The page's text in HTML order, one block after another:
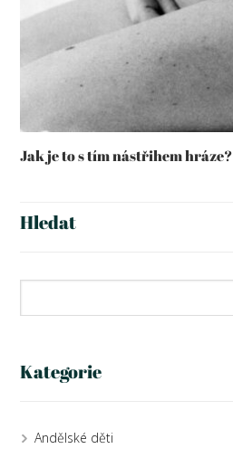
Jak je to s tím nástřihem hráze?
Hledat
Kategorie
Andělské děti